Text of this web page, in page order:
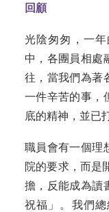
回顧
光陰匆匆，一
中，各團員相處
往，當我們為著
一件辛苦的事，
底的精神，並已
職員會有一個理
院的要求，而是
擔，反能成為讀
祝福」。我們